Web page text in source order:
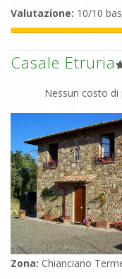
Valutazione: 10/10
Casale Etruria
Nessun costo
Zona: Chianciano